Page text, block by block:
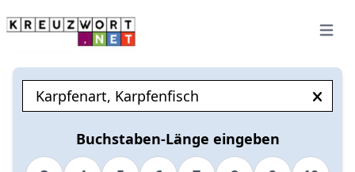
Open
Buchstaben-Länge eingeben